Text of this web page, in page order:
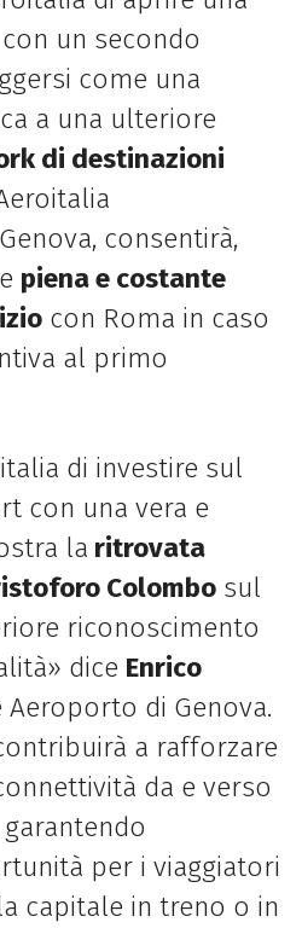
un secondo
come una
a una ulteriore
di destinazioni
consentirà,
piena e costante
con Roma in caso
al primo
di investire sul
con una vera e
la ritrovata
Colombosul
riconoscimento
dice Enrico
Aeroporto di Genova.
a rafforzare
da e verso
per i viaggiatori
capitale in treno o in